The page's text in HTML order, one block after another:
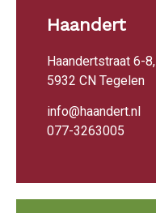
Haandert
Haandertstraat 6-8,
5932 CN Tegelen
info@haandert.nl
077-3263005